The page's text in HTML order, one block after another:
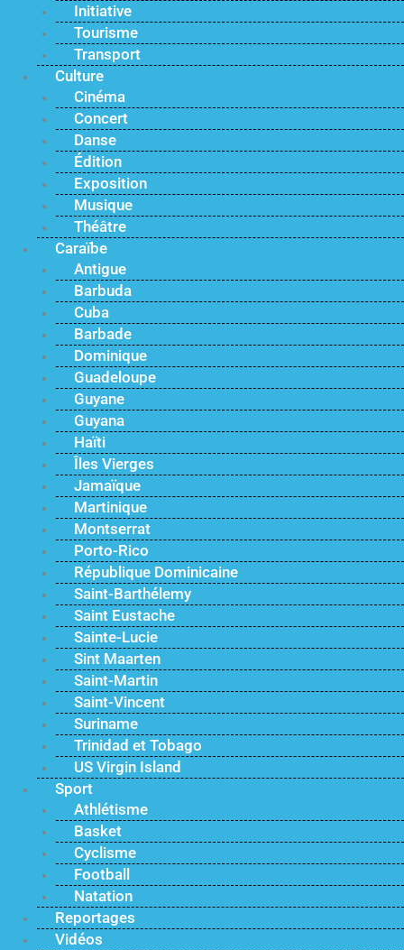
Initiative
Tourisme
Transport
Culture
Cinéma
Concert
Danse
Édition
Exposition
Musique
Théâtre
Caraïbe
Antigue
Barbuda
Cuba
Barbade
Dominique
Guadeloupe
Guyane
Guyana
Haïti
Îles Vierges
Jamaïque
Martinique
Montserrat
Porto-Rico
République Dominicaine
Saint-Barthélemy
Saint Eustache
Sainte-Lucie
Sint Maarten
Saint-Martin
Saint-Vincent
Suriname
Trinidad et Tobago
US Virgin Island
Sport
Athlétisme
Basket
Cyclisme
Football
Natation
Reportages
Vidéos